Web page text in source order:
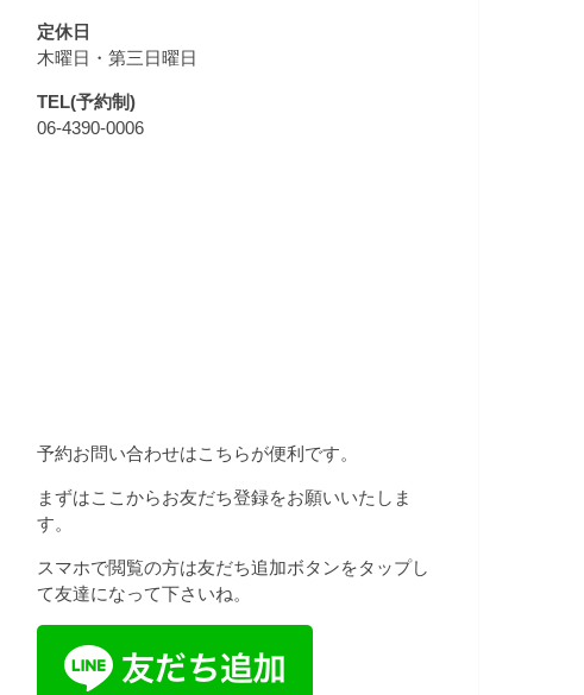
定休日
木曜日・第三日曜日
TEL(予約制)
06-4390-0006
予約お問い合わせはこちらが便利です。
まずはここからお友だち登録をお願いいたしま
す。
スマホで閲覧の方は友だち追加ボタンをタップし
て友達になって下さいね。